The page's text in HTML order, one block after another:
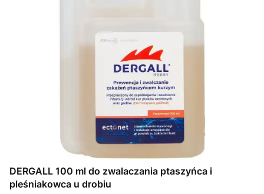
DERGALL 100 ml do zwalaczania ptaszyńca i
pleśniakowca u drobiu